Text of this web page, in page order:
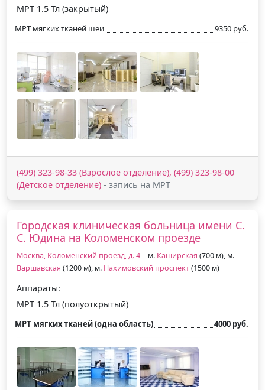
МРТ 1.5 Тл (закрытый)
МРТ мягких тканей шеи 9350 руб.
(499) 323-98-33 (Взрослое отделение), (499) 323-98-00
(Детское отделение) - запись на МРТ
Городская клиническая больница имени С.
С. Юдина на Коломенском проезде
Москва, Коломенский проезд, д. 4 | м. Каширская (700 м), м.
Варшавская (1200 м), м. Нахимовский проспект(1500 м)
Аппараты:
МРТ 1.5 Тл (полуоткрытый)
МРТ мягких тканей (одна область) 4000 руб.